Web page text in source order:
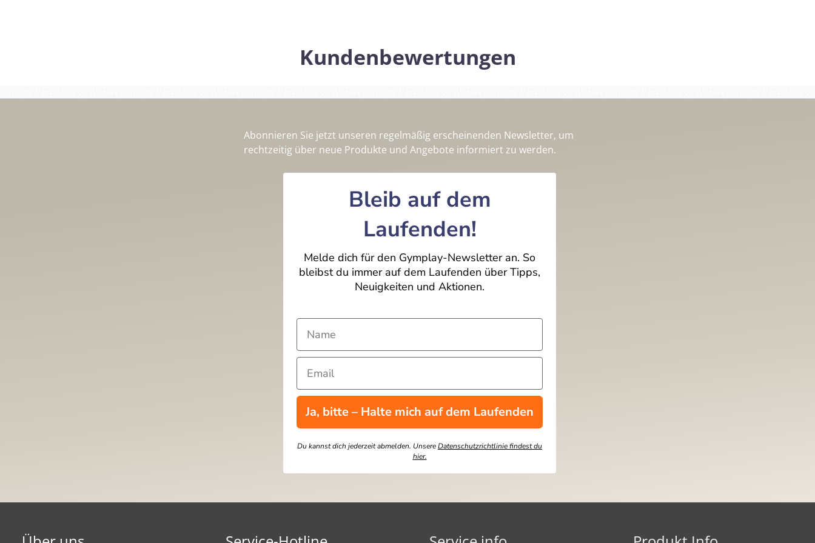
Kundenbewertungen
Abonnieren Sie jetzt unseren regelmäßig erscheinenden Newsletter, um
rechtzeitig über neue Produkte und Angebote informiert zu werden.
Bleib auf dem
Laufenden!
Melde dich für den Gymplay-Newsletter an. So
bleibst du immer auf dem Laufenden über Tipps,
Neuigkeiten und Aktionen.
Ja, bitte – Halte mich auf dem Laufenden
Du kannst dich jederzeit abmelden. UnsereDatenschutzrichtlinie findest du
hier.